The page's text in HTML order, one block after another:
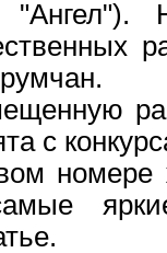
с
номере